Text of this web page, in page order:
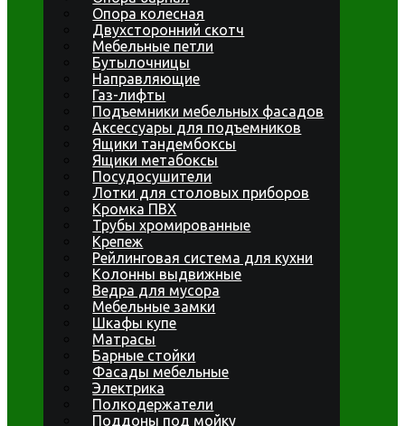
Опора колесная
Двухсторонний скотч
Мебельные петли
Бутылочницы
Направляющие
Газ-лифты
Подъемники мебельных фасадов
Аксессуары для подъемников
Ящики тандембоксы
Ящики метабоксы
Посудосушители
Лотки для столовых приборов
Кромка ПВХ
Трубы хромированные
Крепеж
Рейлинговая система для кухни
Колонны выдвижные
Ведра для мусора
Мебельные замки
Шкафы купе
Матрасы
Барные стойки
Фасады мебельные
Электрика
Полкодержатели
Поддоны под мойку